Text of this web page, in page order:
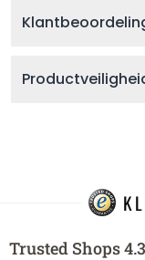
Trusted Shops